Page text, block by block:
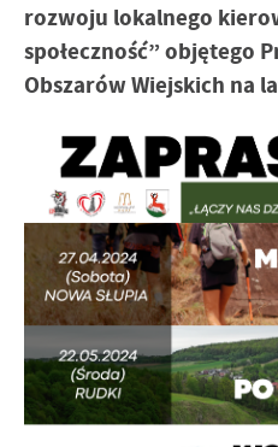
rozwoju lokalnego
społeczność” objętego
Obszarów Wiejskich na